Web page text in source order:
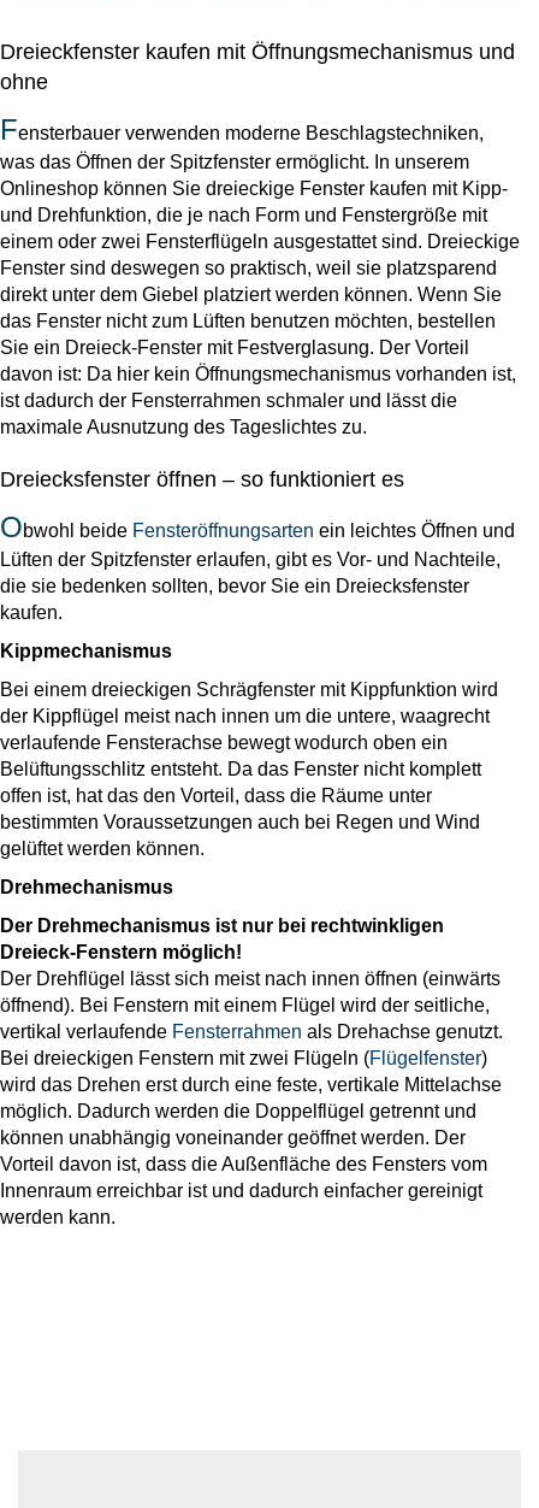
Dreieckfenster kaufen mit Öffnungsmechanismus und
ohne
Fensterbauer verwenden moderne Beschlagstechniken,
was das Öffnen der Spitzfenster ermöglicht. In unserem
Onlineshop können Sie dreieckige Fenster kaufen mit Kipp-
und Drehfunktion, die je nach Form und Fenstergröße mit
einem oder zwei Fensterflügeln ausgestattet sind. Dreieckige
Fenster sind deswegen so praktisch, weil sie platzsparend
direkt unter dem Giebel platziert werden können. Wenn Sie
das Fenster nicht zum Lüften benutzen möchten, bestellen
Sie ein Dreieck-Fenster mit Festverglasung. Der Vorteil
davon ist: Da hier kein Öffnungsmechanismus vorhanden ist,
ist dadurch der Fensterrahmen schmaler und lässt die
maximale Ausnutzung des Tageslichtes zu.
Dreiecksfenster öffnen – so funktioniert es
Obwohl beide Fensteröffnungsarten ein leichtes Öffnen und
Lüften der Spitzfenster erlaufen, gibt es Vor- und Nachteile,
die sie bedenken sollten, bevor Sie ein Dreiecksfenster
kaufen.
Kippmechanismus
Bei einem dreieckigen Schrägfenster mit Kippfunktion wird
der Kippflügel meist nach innen um die untere, waagrecht
verlaufende Fensterachse bewegt wodurch oben ein
Belüftungsschlitz entsteht. Da das Fenster nicht komplett
offen ist, hat das den Vorteil, dass die Räume unter
bestimmten Voraussetzungen auch bei Regen und Wind
gelüftet werden können.
Drehmechanismus
Der Drehmechanismus ist nur bei rechtwinkligen
Dreieck-Fenstern möglich!
Der Drehflügel lässt sich meist nach innen öffnen (einwärts
öffnend). Bei Fenstern mit einem Flügel wird der seitliche,
vertikal verlaufende Fensterrahmen als Drehachse genutzt.
Bei dreieckigen Fenstern mit zwei Flügeln (Flügelfenster)
wird das Drehen erst durch eine feste, vertikale Mittelachse
möglich. Dadurch werden die Doppelflügel getrennt und
können unabhängig voneinander geöffnet werden. Der
Vorteil davon ist, dass die Außenfläche des Fensters vom
Innenraum erreichbar ist und dadurch einfacher gereinigt
werden kann.